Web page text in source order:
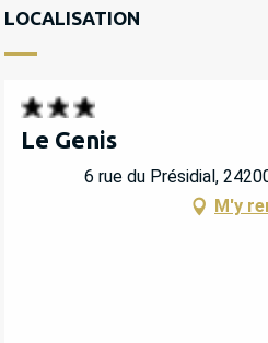
LOCALISATION
Le Genis
6 rue du Présidial,
M'y